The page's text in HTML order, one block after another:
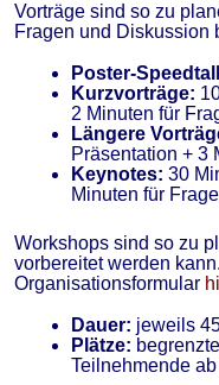
Vorträge sind so zu
Fragen und Diskussion
Poster-
Kurzvorträge:
2 Minuten für
Längere
Präsentation + 3
Keynotes: 30
Minuten für
Workshops sind so zu
vorbereitet werden
Organisationsformular
Dauer: jeweils
Plätze:
Teilnehmende